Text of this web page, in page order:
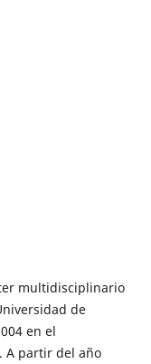
multidisciplinario
de
en el
A partir del año